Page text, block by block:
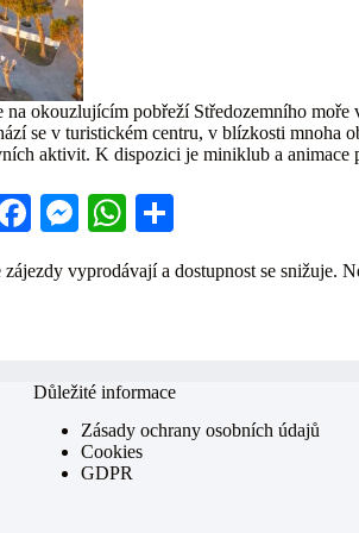
okouzlujícím pobřeží Středozemního moře
se v turistickém centru, v blízkosti mnoha
aktivit. K dispozici je miniklub a animace
Fa
bo
M
se
W
ts re
vyprodávají a dostupnost se snižuje.
Důležité informace
Zásady ochrany osobních údajů
Cookies
GDPR